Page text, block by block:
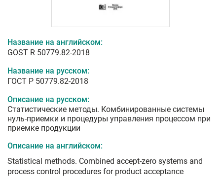
Название на английском:
GOST R 50779.82-2018
Название на русском:
ГОСТ Р 50779.82-2018
Описание на русском:
Статистические методы. Комбинированные системы
нуль-приемки и процедуры управления процессом при
приемке продукции
Описание на английском:
Statistical methods. Combined accept-zero systems and
process control procedures for product acceptance